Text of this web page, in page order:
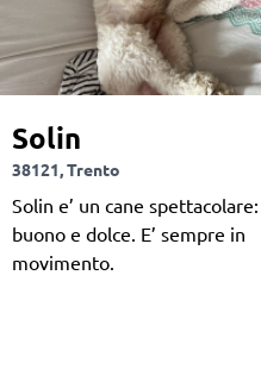
Solin
38121, Trento
Solin e’ un cane spettacolare:
buono e dolce. E’ sempre in
movimento.